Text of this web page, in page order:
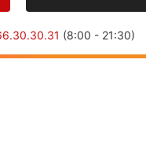
(8:00 - 21:30)